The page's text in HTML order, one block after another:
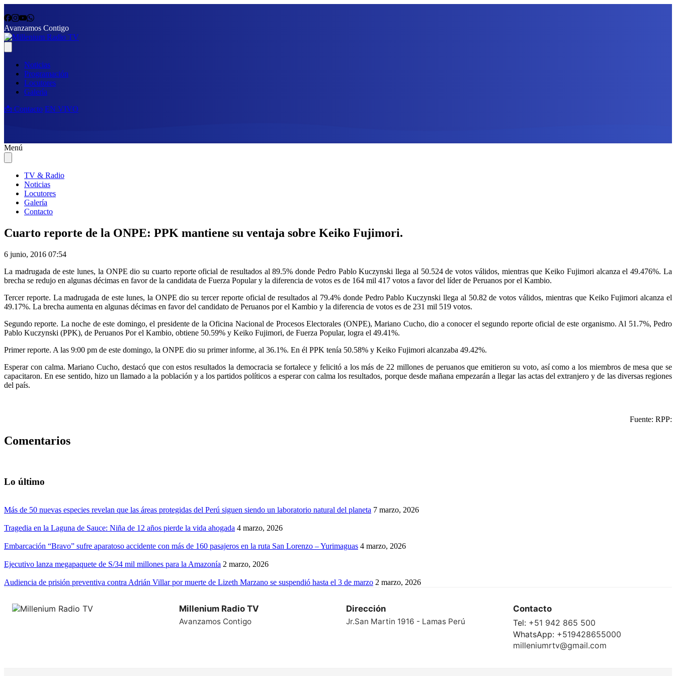
Avanzamos Contigo
Noticias
Programación
Locutores
Galería
📩 Contacto EN VIVO
Menú
TV & Radio
Noticias
Locutores
Galería
Contacto
Cuarto reporte de la ONPE: PPK mantiene su ventaja sobre Keiko Fujimori.
6 junio, 2016 07:54
La madrugada de este lunes, la ONPE dio su cuarto reporte oficial de resultados al 89.5% donde Pedro Pablo Kuczynski llega al 50.524 de votos válidos, mientras que Keiko Fujimori alcanza el 49.476%. La
brecha se redujo en algunas décimas en favor de la candidata de Fuerza Popular y la diferencia de votos es de 164 mil 417 votos a favor del líder de Peruanos por el Kambio.
Tercer reporte. La madrugada de este lunes, la ONPE dio su tercer reporte oficial de resultados al 79.4% donde Pedro Pablo Kuczynski llega al 50.82 de votos válidos, mientras que Keiko Fujimori alcanza el
49.17%. La brecha aumenta en algunas décimas en favor del candidato de Peruanos por el Kambio y la diferencia de votos es de 231 mil 519 votos.
Segundo reporte. La noche de este domingo, el presidente de la Oficina Nacional de Procesos Electorales (ONPE), Mariano Cucho, dio a conocer el segundo reporte oficial de este organismo. Al 51.7%, Pedro
Pablo Kuczynski (PPK), de Peruanos Por el Kambio, obtiene 50.59% y Keiko Fujimori, de Fuerza Popular, logra el 49.41%.
Primer reporte. A las 9:00 pm de este domingo, la ONPE dio su primer informe, al 36.1%. En él PPK tenía 50.58% y Keiko Fujimori alcanzaba 49.42%.
Esperar con calma. Mariano Cucho, destacó que con estos resultados la democracia se fortalece y felicitó a los más de 22 millones de peruanos que emitieron su voto, así como a los miembros de mesa que se
capacitaron. En ese sentido, hizo un llamado a la población y a los partidos políticos a esperar con calma los resultados, porque desde mañana empezarán a llegar las actas del extranjero y de las diversas regiones
del país.
Fuente: RPP:
Comentarios
Lo último
Más de 50 nuevas especies revelan que las áreas protegidas del Perú siguen siendo un laboratorio natural del planeta 7 marzo, 2026
Tragedia en la Laguna de Sauce: Niña de 12 años pierde la vida ahogada 4 marzo, 2026
Embarcación “Bravo” sufre aparatoso accidente con más de 160 pasajeros en la ruta San Lorenzo – Yurimaguas 4 marzo, 2026
Ejecutivo lanza megapaquete de S/34 mil millones para la Amazonía 2 marzo, 2026
Audiencia de prisión preventiva contra Adrián Villar por muerte de Lizeth Marzano se suspendió hasta el 3 de marzo 2 marzo, 2026
Millenium Radio TV
Avanzamos Contigo
Dirección
Jr.San Martin 1916 - Lamas Perú
Contacto
Tel: +51 942 865 500
WhatsApp: +519428655000
milleniumrtv@gmail.com